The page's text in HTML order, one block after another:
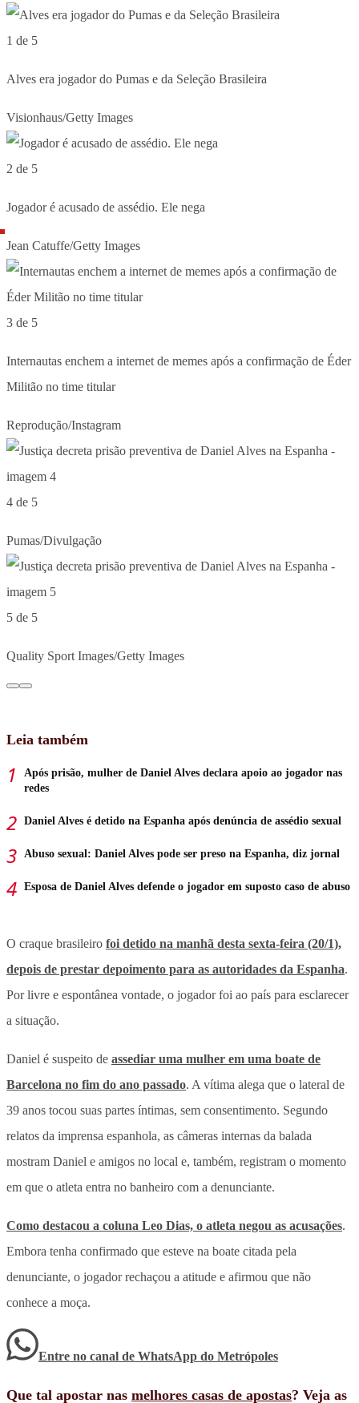
1 de 5
Alves era jogador do Pumas e da Seleção Brasileira
Visionhaus/Getty Images
2 de 5
Jogador é acusado de assédio. Ele nega
Jean Catuffe/Getty Images
3 de 5
Internautas enchem a internet de memes após a confirmação de Éder
Militão no time titular
Reprodução/Instagram
4 de 5
Pumas/Divulgação
5 de 5
Quality Sport Images/Getty Images
Leia também
Após prisão, mulher de Daniel Alves declara apoio ao jogador nas
redes
Daniel Alves é detido na Espanha após denúncia de assédio sexual
Abuso sexual: Daniel Alves pode ser preso na Espanha, diz jornal
Esposa de Daniel Alves defende o jogador em suposto caso de abuso
O craque brasileiro foi detido na manhã desta sexta-feira (20/1),
depois de prestar depoimento para as autoridades da Espanha.
Por livre e espontânea vontade, o jogador foi ao país para esclarecer
a situação.
Daniel é suspeito de assediar uma mulher em uma boate de
Barcelona no fim do ano passado. A vítima alega que o lateral de
39 anos tocou suas partes íntimas, sem consentimento. Segundo
relatos da imprensa espanhola, as câmeras internas da balada
mostram Daniel e amigos no local e, também, registram o momento
em que o atleta entra no banheiro com a denunciante.
Como destacou a coluna Leo Dias, o atleta negou as acusações.
Embora tenha confirmado que esteve na boate citada pela
denunciante, o jogador rechaçou a atitude e afirmou que não
conhece a moça.
Entre no canal de WhatsApp do Metrópoles
Que tal apostar nas melhores casas de apostas? Veja as